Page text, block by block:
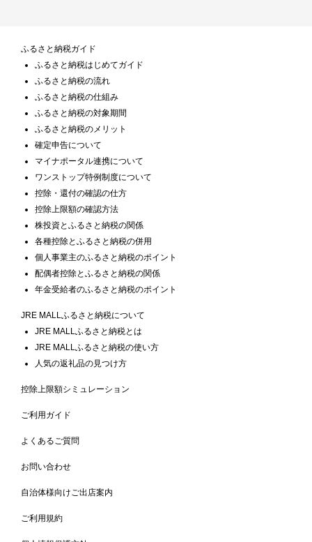
ふるさと納税ガイド
ふるさと納税はじめてガイド
ふるさと納税の流れ
ふるさと納税の仕組み
ふるさと納税の対象期間
ふるさと納税のメリット
確定申告について
マイナポータル連携について
ワンストップ特例制度について
控除・還付の確認の仕方
控除上限額の確認方法
株投資とふるさと納税の関係
各種控除とふるさと納税の併用
個人事業主のふるさと納税のポイント
配偶者控除とふるさと納税の関係
年金受給者のふるさと納税のポイント
JRE MALLふるさと納税について
JRE MALLふるさと納税とは
JRE MALLふるさと納税の使い方
人気の返礼品の見つけ方
控除上限額シミュレーション
ご利用ガイド
よくあるご質問
お問い合わせ
自治体様向けご出店案内
ご利用規約